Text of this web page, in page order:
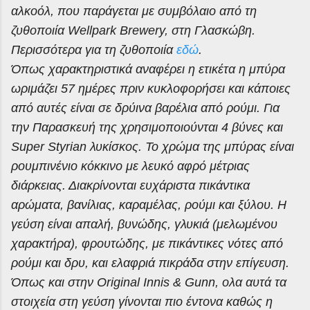
αλκοόλ, που παράγεται με συμβόλαιο από τη
ζυθοποιία Wellpark Brewery, στη Γλασκώβη.
Περισσότερα για τη ζυθοποιία εδώ.
Όπως χαρακτηριστικά αναφέρει η ετικέτα η μπύρα
ωριμάζει 57 ημέρες πριν κυκλοφορήσει και κάποιες
από αυτές είναι σε δρύινα βαρέλια από ρούμι. Για
την Παρασκευή της χρησιμοποιούνται 4 βύνες και
Super Styrian λυκίσκος. Το χρώμα της μπύρας είναι
ρουμπινένιο κόκκινο με λευκό αφρό μέτριας
διάρκειας. Διακρίνονται ευχάριστα πικάντικα
αρώματα, βανίλιας, καραμέλας, ρούμι και ξύλου. Η
γεύση είναι απαλή, βυνώδης, γλυκιά (μελωμένου
χαρακτήρα), φρουτώδης, με πικάντικες νότες από
ρούμι και δρυ, και ελαφριά πικράδα στην επίγευση.
Όπως και στην Original Innis & Gunn, oλα αυτά τα
στοιχεία στη γεύση γίνονται πιο έντονα καθώς η